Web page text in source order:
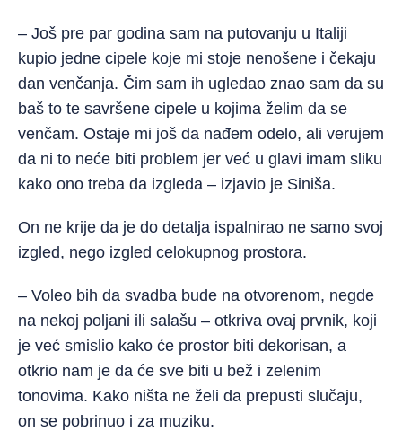
– Još pre par godina sam na putovanju u Italiji
kupio jedne cipele koje mi stoje nenošene i čekaju
dan venčanja. Čim sam ih ugledao znao sam da su
baš to te savršene cipele u kojima želim da se
venčam. Ostaje mi još da nađem odelo, ali verujem
da ni to neće biti problem jer već u glavi imam sliku
kako ono treba da izgleda – izjavio je Siniša.
On ne krije da je do detalja ispalnirao ne samo svoj
izgled, nego izgled celokupnog prostora.
– Voleo bih da svadba bude na otvorenom, negde
na nekoj poljani ili salašu – otkriva ovaj prvnik, koji
je već smislio kako će prostor biti dekorisan, a
otkrio nam je da će sve biti u bež i zelenim
tonovima. Kako ništa ne želi da prepusti slučaju,
on se pobrinuo i za muziku.